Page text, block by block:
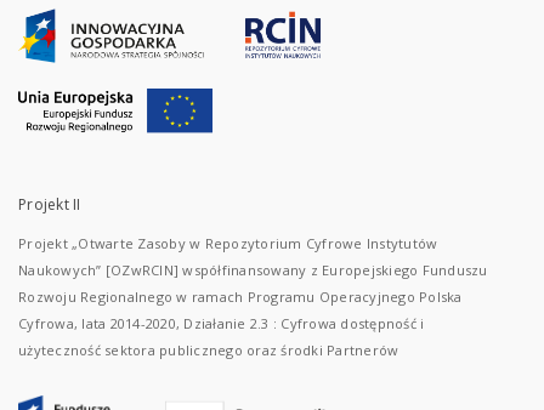
Projekt II
Projekt „Otwarte Zasoby w Repozytorium Cyfrowe Instytutów
Naukowych” [OZwRCIN] współfinansowany z Europejskiego Funduszu
Rozwoju Regionalnego w ramach Programu Operacyjnego Polska
Cyfrowa, lata 2014-2020, Działanie 2.3 : Cyfrowa dostępność i
użyteczność sektora publicznego oraz środki Partnerów